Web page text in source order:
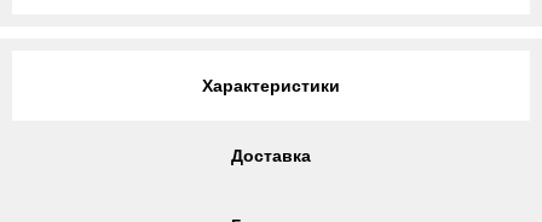
Характеристики
Доставка